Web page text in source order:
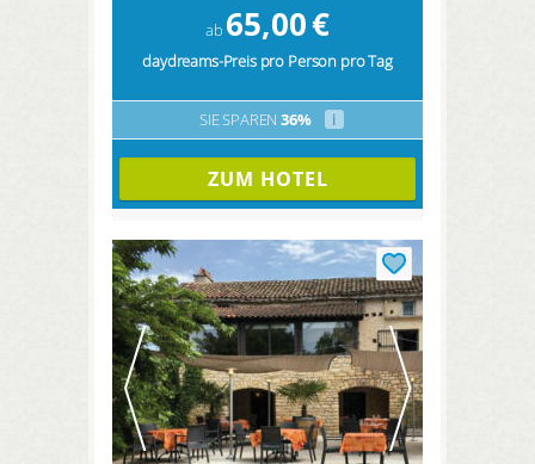
ab 65,00€
daydreams-Preis pro Person pro Tag
SIE SPAREN 36% i
ZUM HOTEL